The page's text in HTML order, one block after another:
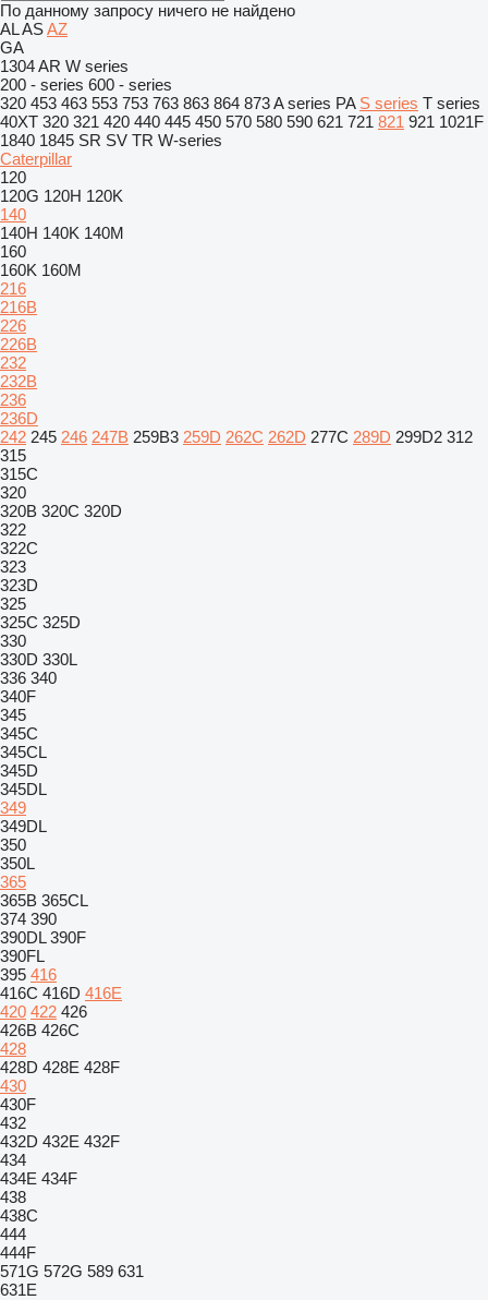
По данному запросу ничего не найдено
ALASAZ
GA
1304AR W series
200 - series 600 - series
320 453 463 553 753 763 863 864 873A series PA S series T series
40XT 320 321 420 440 445 450 570 580 590 621 721 821 921 1021F
1840 1845 SR SV TR W-series
Caterpillar
120
120G 120H 120K
140
140H 140K 140M
160
160K 160M
216
216B
226
226B
232
232B
236
236D
242 245 246 247B 259B3 259D 262C 262D 277C 289D 299D2 312
315
315C
320
320B 320C 320D
322
322C
323
323D
325
325C 325D
330
330D 330L
336 340
340F
345
345C
345CL
345D
345DL
349
349DL
350
350L
365
365B 365CL
374 390
390DL 390F
390FL
395 416
416C 416D 416E
420 422 426
426B 426C
428
428D 428E 428F
430
430F
432
432D 432E 432F
434
434E 434F
438
438C
444
444F
571G 572G 589 631
631E